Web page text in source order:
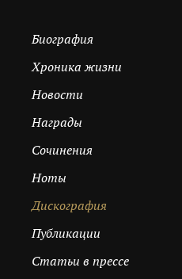
Биография
Хроника жизни
Новости
Награды
Сочинения
Ноты
Дискография
Публикации
Cтатьи в прессе